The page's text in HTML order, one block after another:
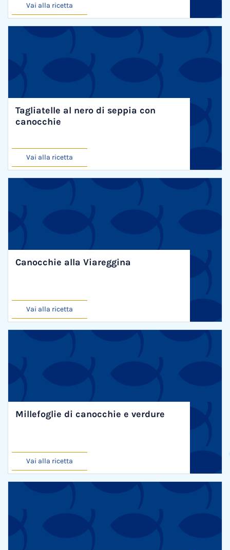
Vai alla ricetta
Tagliatelle al nero di seppia con
canocchie
Vai alla ricetta
Canocchie alla Viareggina
Vai alla ricetta
Millefoglie di canocchie e verdure
Vai alla ricetta